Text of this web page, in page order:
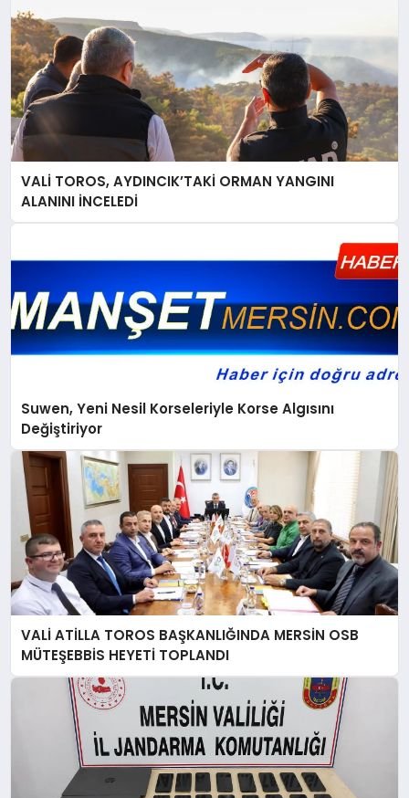
VALİ TOROS, AYDINCIK’TAKİ ORMAN YANGINI
ALANINI İNCELEDİ
Suwen, Yeni Nesil Korseleriyle Korse Algısını
Değiştiriyor
VALİ ATİLLA TOROS BAŞKANLIĞINDA MERSİN OSB
MÜTEŞEBBİS HEYETİ TOPLANDI